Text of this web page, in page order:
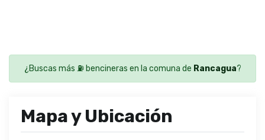
¿Buscas más ⛽ bencineras en la comuna de Rancagua?
Mapa y Ubicación